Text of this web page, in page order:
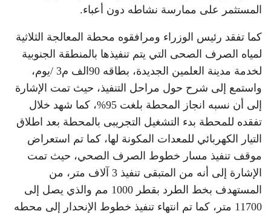
المستثمر على ممارسة نشاطه دون أعباء.
كما تفقد رئيس الوزراء ومرافقوه محطة المعالجة الثلاثية
لمياه الصرف الصحى التي يتم تنفيذها بالمنطقة الجنوبية
لخدمة مدينة العلمين الجديدة، بطاقه 90الف م3 /يوم،
واستمع إلى شرح حول مراحل التنفيذ، حيث تمت الإشارة
إلى أن نسبه انجاز المحطة بلغت 95%، كما شهد خلال
تفقده للمحطة بدء التشغيل التجريبى بالمحطة بعد اطلاق
التيار الكهربائي للمعدات المكونة لها، كما تم استعراض
موقف تنفيذ مسار خطوط الصرف الصحي، حيث تمت
الإشارة إلى أنه من المتبقى تنفيذ 3 آلاف متر، من
المستهدف بخط الطرد بقطر 1000 مم والذي يصل إلى
11700 متر، كما تم انتهاء تنفيذ خطوط الإنحدار إلى محطه